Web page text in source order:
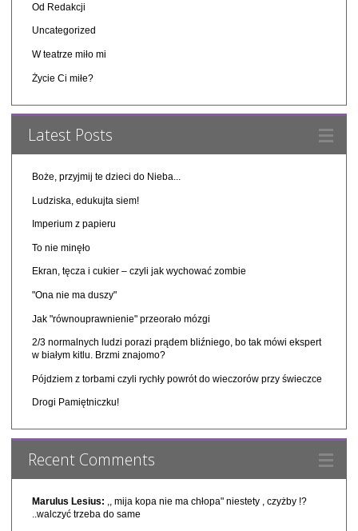
Od Redakcji
Uncategorized
W teatrze miło mi
Życie Ci miłe?
Latest Posts
Boże, przyjmij te dzieci do Nieba...
Ludziska, edukujta siem!
Imperium z papieru
To nie minęło
Ekran, tęcza i cukier – czyli jak wychować zombie
"Ona nie ma duszy"
Jak "równouprawnienie" przeorało mózgi
2/3 normalnych ludzi porazi prądem bliźniego, bo tak mówi ekspert
w białym kitlu. Brzmi znajomo?
Pójdziem z torbami czyli rychły powrót do wieczorów przy świeczce
Drogi Pamiętniczku!
Recent Comments
Marulus Lesius: ,, mija kopa nie ma chłopa" niestety , czyżby !?
..walczyć trzeba do same